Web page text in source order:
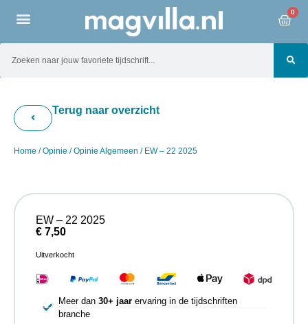
0
Terug naar overzicht
Home /Opinie /Opinie Algemeen / EW – 22 2025
EW – 22 2025
€ 7,50
Uitverkocht
Meer dan 30+ jaarervaring in de tijdschriften
branche